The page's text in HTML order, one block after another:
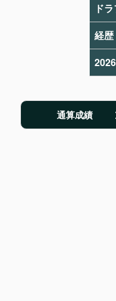
ド
経歴
通算成績